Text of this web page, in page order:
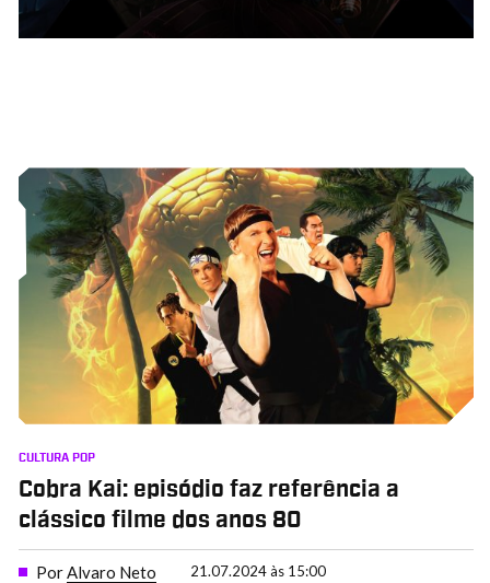
CULTURA POP
Cobra Kai: episódio faz referência a
clássico filme dos anos 80
PorAlvaro Neto 21.07.2024 às 15:00